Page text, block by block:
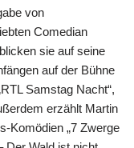
von
Comedian
sie auf seine
auf der Bühne
Samstag Nacht“,
erzählt Martin
Komödien „7 Zwerge